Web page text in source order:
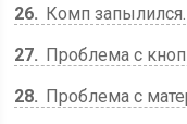
26
Комп запылился.
27
Проблема с
28
Проблема с